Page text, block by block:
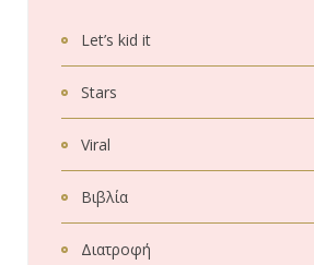
Let’s kid it
Stars
Viral
Βιβλία
Διατροφή